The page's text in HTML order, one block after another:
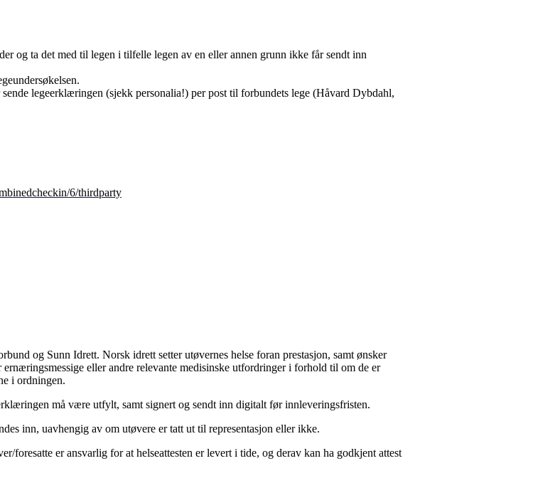
og ta det med til legen i tilfelle legen av en eller annen grunn ikke får sendt inn
legeerklæringen (sjekk personalia!) per post til forbundets lege (Håvard Dybdahl,
6/thirdparty
og Sunn Idrett. Norsk idrett setter utøvernes helse foran prestasjon, samt ønsker
eller andre relevante medisinske utfordringer i forhold til om de er
i ordningen.
må være utfylt, samt signert og sendt inn digitalt før innleveringsfristen.
inn, uavhengig av om utøvere er tatt ut til representasjon eller ikke.
foresatte er ansvarlig for at helseattesten er levert i tide, og derav kan ha godkjent attest